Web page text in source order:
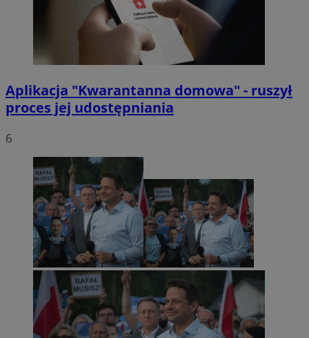
Aplikacja "Kwarantanna domowa" - ruszył
proces jej udostępniania
6